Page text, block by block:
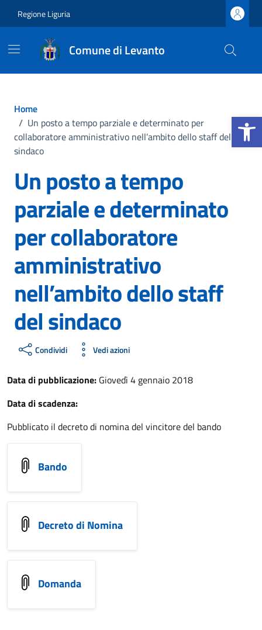
Apri la
Regione Liguria
Comune di Levanto
Home
/ Un posto a tempo parziale e determinato per
collaboratore amministrativo nell’ambito dello staff del
sindaco
Un posto a tempo
parziale e determinato
per collaboratore
amministrativo
nell’ambito dello staff
del sindaco
Condividi Vedi azioni
Data di pubblicazione: Giovedì 4 gennaio 2018
Data di scadenza:
Pubblicato il decreto di nomina del vincitore del bando
Bando
Decreto di Nomina
Domanda